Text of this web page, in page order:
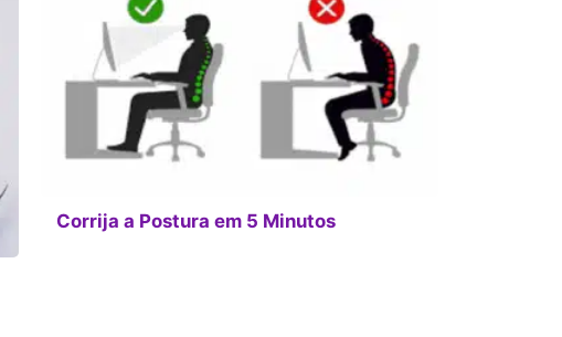
Corrija a Postura em 5 Minutos